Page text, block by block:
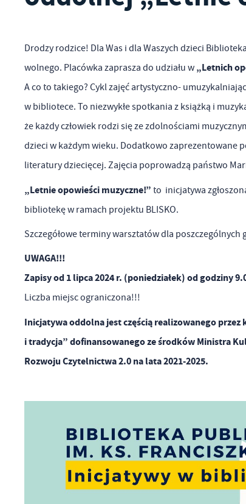
Drodzy rodzice! Dla Was i dla Waszych dzieci
wolnego. Placówka zaprasza do udziału w „Letnich
A co to takiego? Cykl zajęć artystyczno-
w bibliotece. To niezwykłe spotkania z książką i
że każdy człowiek rodzi się ze zdolnościami
dzieci w każdym wieku. Dodatkowo zaprezentowane
literatury dziecięcej. Zajęcia poprowadzą państwo
„Letnie opowieści muzyczne!” to inicjatywa
bibliotekę w ramach projektu BLISKO.
Szczegółowe terminy warsztatów dla
UWAGA!!!
Zapisy od 1 lipca 2024 r. (poniedziałek) od godziny
Liczba miejsc ograniczona!!!
Inicjatywa oddolna jest częścią realizowanego
i tradycja” dofinansowanego ze środków Ministra
Rozwoju Czytelnictwa 2.0 na lata 2021-2025.